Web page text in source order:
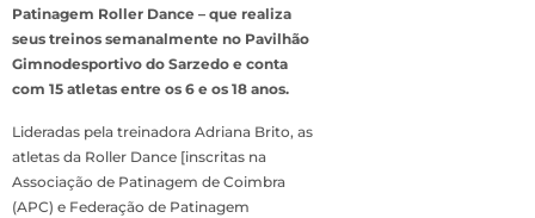
Patinagem Roller Dance – que realiza
seus treinos semanalmente no Pavilhão
Gimnodesportivo do Sarzedo e conta
com 15 atletas entre os 6 e os 18 anos.
Lideradas pela treinadora Adriana Brito, as
atletas da Roller Dance [inscritas na
Associação de Patinagem de Coimbra
(APC) e Federação de Patinagem